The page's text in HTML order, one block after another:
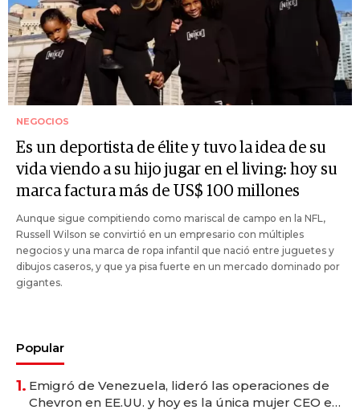
NEGOCIOS
Es un deportista de élite y tuvo la idea de su
vida viendo a su hijo jugar en el living: hoy su
marca factura más de US$ 100 millones
Aunque sigue compitiendo como mariscal de campo en la NFL,
Russell Wilson se convirtió en un empresario con múltiples
negocios y una marca de ropa infantil que nació entre juguetes y
dibujos caseros, y que ya pisa fuerte en un mercado dominado por
gigantes.
Popular
1. Emigró de Venezuela, lideró las operaciones de
Chevron en EE.UU. y hoy es la única mujer CEO en